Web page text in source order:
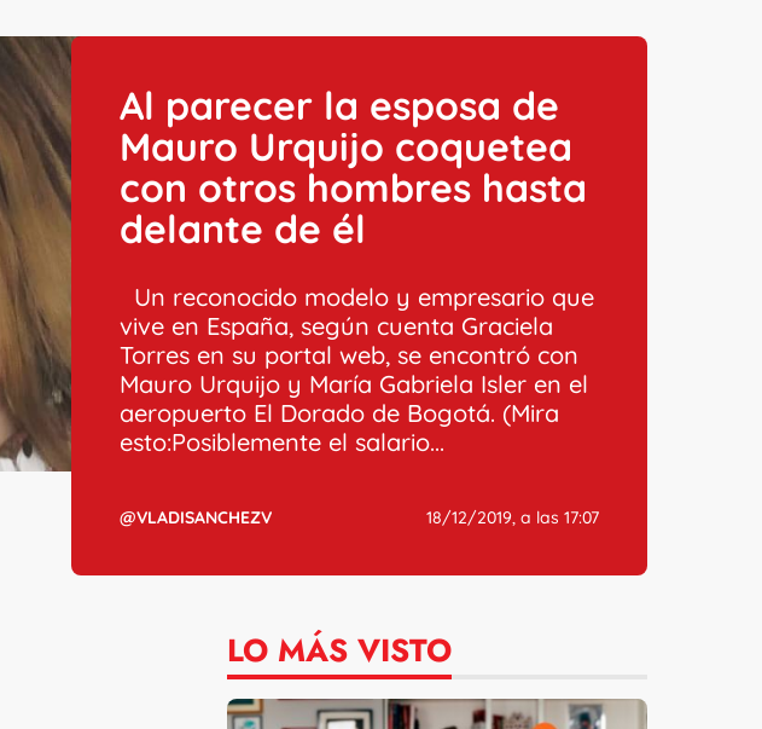
Al parecer la esposa de
Mauro Urquijo coquetea
con otros hombres hasta
delante de él
Un reconocido modelo y empresario que
vive en España, según cuenta Graciela
Torres en su portal web, se encontró con
Mauro Urquijo y María Gabriela Isler en el
aeropuerto El Dorado de Bogotá. (Mira
esto:Posiblemente el salario...
@VLADISANCHEZV 18/12/2019, a las 17:07
LO MÁS VISTO